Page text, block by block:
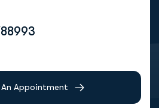
Appointment